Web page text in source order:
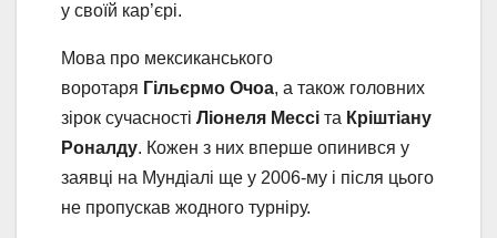
у своїй кар’єрі.
Мова про мексиканського
воротаря Гільєрмо Очоа, а також головних
зірок сучасності Ліонеля Мессі та Кріштіану
Роналду. Кожен з них вперше опинився у
заявці на Мундіалі ще у 2006-му і після цього
не пропускав жодного турніру.